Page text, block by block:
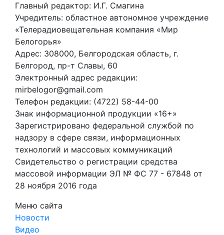
Главный редактор: И.Г. Смагина
Учредитель: областное автономное учреждение
«Телерадиовещательная компания «Мир
Белогорья»
Адрес: 308000, Белгородская область, г.
Белгород, пр-т Славы, 60
Электронный адрес редакции:
mirbelogor@gmail.com
Телефон редакции: (4722) 58-44-00
Знак информационной продукции «16+»
Зарегистрировано федеральной службой по
надзору в сфере связи, информационных
технологий и массовых коммуникаций
Свидетельство о регистрации средства
массовой информации ЭЛ № ФС 77 - 67848 от
28 ноября 2016 года
Меню сайта
Новости
Видео